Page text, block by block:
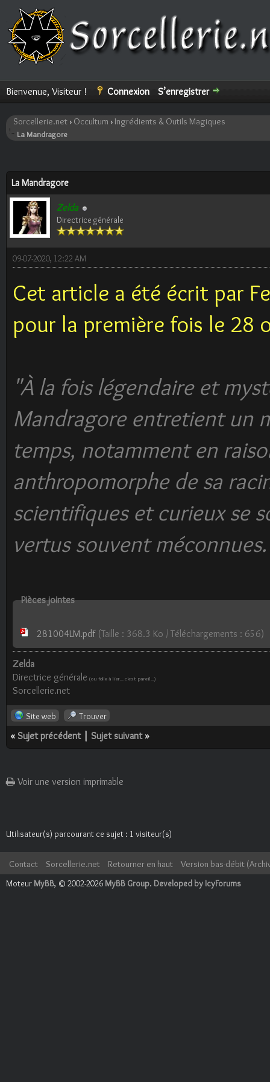
Bienvenue, Visiteur ! Connexion S’enregistrer
Sorcellerie.net › Occultum › Ingrédients & Outils Magiques
La Mandragore
La Mandragore
Zelda
Directrice générale
09-07-2020, 12:22 AM
Cet article a été écrit par
pour la première fois le 28
"À la fois légendaire et
Mandragore entretient un
temps, notamment en
anthropomorphe de sa
scientifiques et curieux se
vertus souvent
Pièces jointes
281004LM.pdf(Taille : 368.3 Ko / Téléchargements : 656)
Zelda
Directrice générale (ou folle à lier... c'est pareil...)
Sorcellerie.net
Site web Trouver
« Sujet précédent| Sujet suivant»
Voir une version imprimable
Utilisateur(s) parcourant ce sujet : 1 visiteur(s)
Contact Sorcellerie.net Retourner en haut
Version bas-débit
Moteur MyBB, © 2002-2026 MyBB Group. Developed by IcyForums